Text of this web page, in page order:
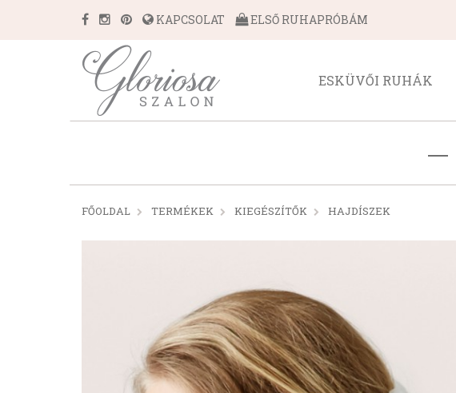
KAPCSOLAT ELSŐ RUHAPRÓBÁM
ESKÜVŐI RUHÁK
FŐOLDAL TERMÉKEK KIEGÉSZÍTŐK HAJDÍSZEK